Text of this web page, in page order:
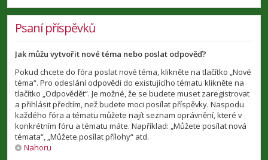
Psaní příspěvků
Jak můžu vytvořit nové téma nebo poslat odpověď?
Pokud chcete do fóra poslat nové téma, klikněte na tlačítko „Nové
téma“. Pro odeslání odpovědi do existujícího tématu klikněte na
tlačítko „Odpovědět“. Je možné, že se budete muset zaregistrovat
a přihlásit předtím, než budete moci posílat příspěvky. Naspodu
každého fóra a tématu můžete najít seznam oprávnění, které v
konkrétním fóru a tématu máte. Například: „Můžete posílat nová
témata“, „Můžete posílat přílohy“ atd.
Nahoru